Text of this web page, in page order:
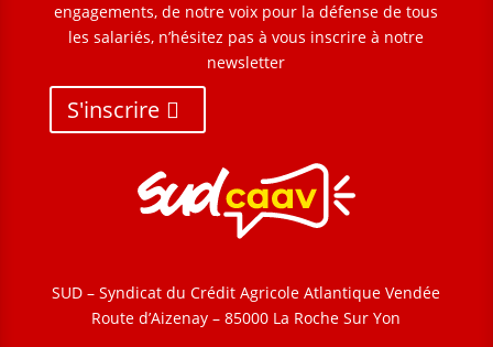
engagements, de notre voix pour la défense de tous
les salariés, n’hésitez pas à vous inscrire à notre
newsletter
S'inscrire
SUD – Syndicat du Crédit Agricole Atlantique Vendée
Route d’Aizenay – 85000 La Roche Sur Yon